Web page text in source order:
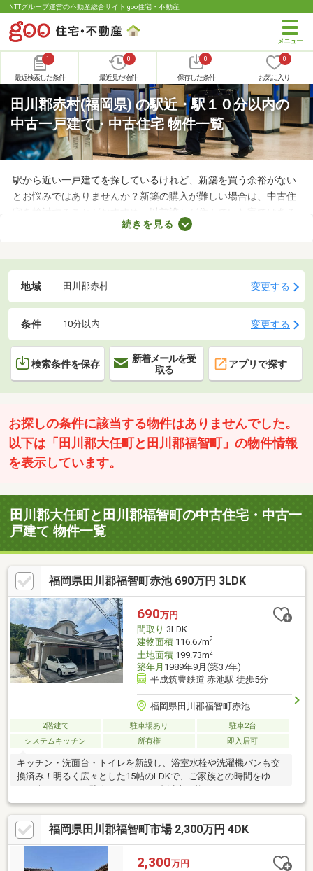
NTTグループ運営の不動産総合サイト goo住宅・不動産
1
最近検索した条件
0
最近見た物件
0
保存した条件
0
お気に入り
田川郡赤村(福岡県) の駅近・駅１０分以内の
中古一戸建て・中古住宅 物件一覧
駅から近い一戸建てを探しているけれど、新築を買う余裕がない
とお悩みではありませんか？新築の購入が難しい場合は、中古住
宅を検討することがおすすめ。以前誰かが住んでいた家ではある
ものの、費用を大幅に抑えられるメリットがあります。ここで
続きを見る
地域 田川郡赤村 変更する
条件 10分以内 変更する
検索条件を保存
新着メールを受
取る
アプリで探す
お探しの条件に該当する物件はありませんでした。
以下は「田川郡大任町と田川郡福智町」の物件情報
を表示しています。
田川郡大任町と田川郡福智町の中古住宅・中古一
戸建て 物件一覧
福岡県田川郡福智町赤池 690万円 3LDK
690万円
間取り 3LDK
建物面積116.67m2
土地面積199.73m2
築年月 1989年9月(築37年)
平成筑豊鉄道 赤池駅 徒歩5分
福岡県田川郡福智町赤池
2階建て 駐車場あり
駐車2台
システムキッチン
所有権 即入居可
キッチン・洗面台・トイレを新設し、浴室水栓や洗濯機パンも交
換済み！明るく広々とした15帖のLDKで、ご家族との時間をゆっ
福岡県田川郡福智町市場 2,300万円 4DK
2,300万円